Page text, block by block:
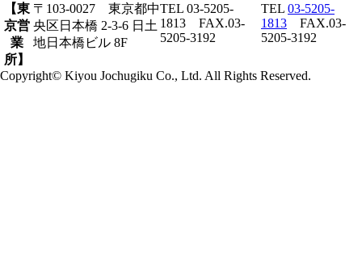
【東
京営
業
所】
〒103-0027 東京都中
央区日本橋 2-3-6 日土
地日本橋ビル 8F
TEL 03-5205-
1813 FAX.03-
5205-3192
TEL 03-5205-
1813 FAX.03-
5205-3192
Copyright© Kiyou Jochugiku Co., Ltd. All Rights Reserved.